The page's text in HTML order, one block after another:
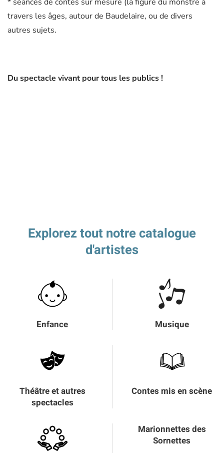
travers les âges, autour de Baudelaire, ou de divers
autres sujets.
Du spectacle vivant pour tous les publics !
Explorez tout notre catalogue
d'artistes
Enfance Musique
Théâtre et autres
spectacles
Contes mis en scène
Marionnettes des
Sornettes